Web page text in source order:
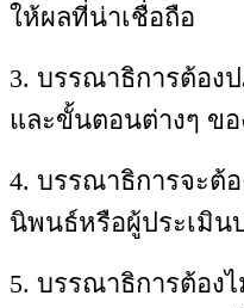
ให้ผลที่น่าเชื่อถือ
3. บรรณาธิการต้อง
และขั้นตอนต่างๆ ขอ
4. บรรณาธิการจะต้
นิพนธ์หรือผู้ประเมิน
5. บรรณาธิการต้อง